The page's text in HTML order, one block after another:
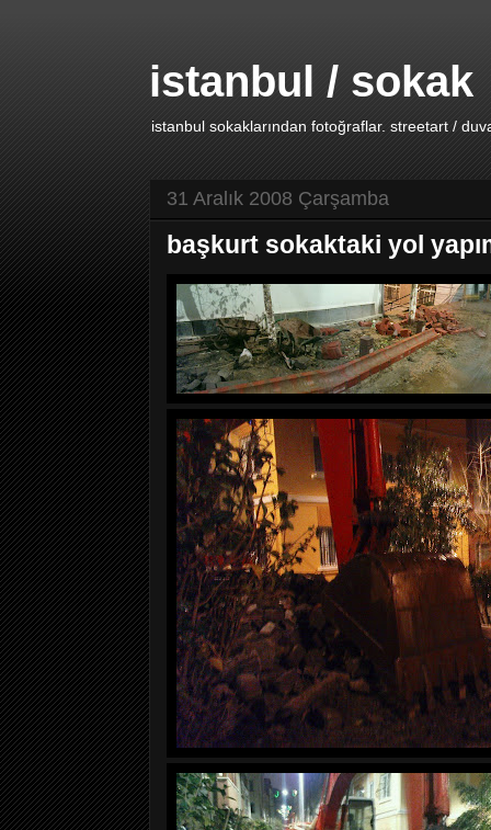
istanbul / sokak
istanbul sokaklarından fotoğraflar. streetart /
31 Aralık 2008 Çarşamba
başkurt sokaktaki yol